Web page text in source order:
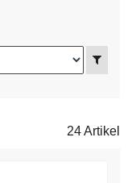
24 Artikel